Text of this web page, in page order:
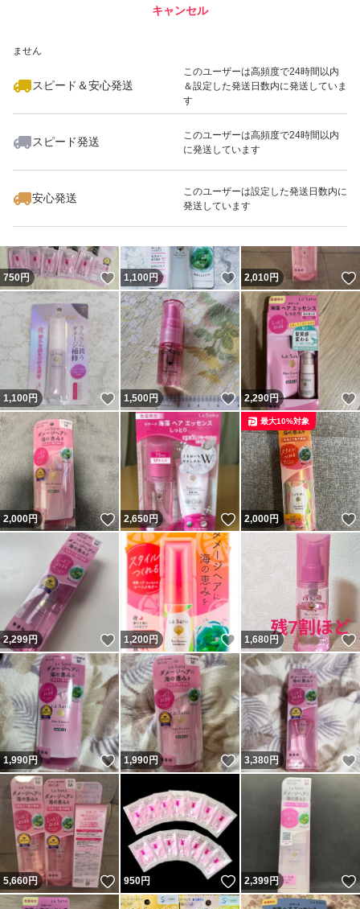
ません
スピード＆安心発送
このユーザーは高頻度で24時間以内
＆設定した発送日数内に発送していま
す
スピード発送
このユーザーは高頻度で24時間以内
に発送しています
安心発送
このユーザーは設定した発送日数内に
発送しています
キャンセル
いいね！
1,400
750円 いいね！
1,100円 いいね！
2,010円
1,100円 いいね！
1,500円 いいね！
2,290円
2,000円 いいね！
2,650円 いいね！
2,000円
最大10%対象
2,299円 いいね！
1,200円 いいね！
1,680円
1,990 円 いいね！
1,990円 いいね！
3,380円
5,660円 いいね！
950円 いいね！
2,399円